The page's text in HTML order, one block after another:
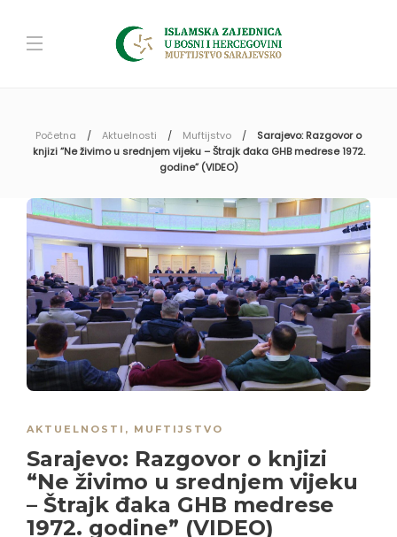
Početna Aktuelnosti Muftijstvo
Sarajevo: Razgovor o
knjizi “Ne živimo u srednjem vijeku – Štrajk đaka GHB medrese 1972.
godine” (VIDEO)
AKTUELNOSTI , MUFTIJSTVO
Sarajevo: Razgovor o knjizi
“Ne živimo u srednjem vijeku
– Štrajk đaka GHB medrese
1972. godine” (VIDEO)